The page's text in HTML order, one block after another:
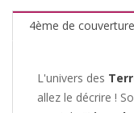
4ème de couverture
L'univers des
allez le décrire !